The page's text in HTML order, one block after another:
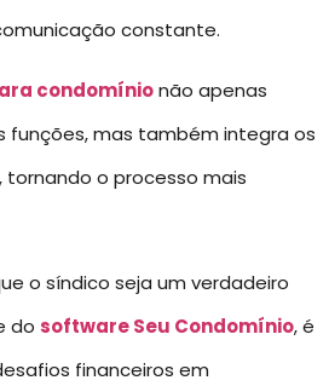
constante.
condomínionão apenas
funções, mas também integra os
o processo mais
o síndico seja um verdadeiro
do software Seu Condomínio, é
financeiros em